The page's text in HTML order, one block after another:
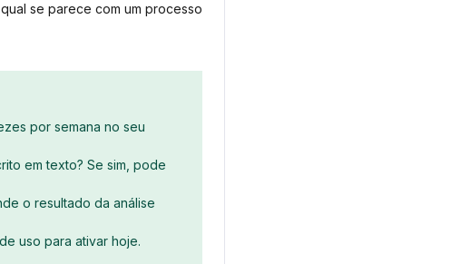
se parece com um processo
por semana no seu
em texto? Se sim, pode
o resultado da análise
uso para ativar hoje.